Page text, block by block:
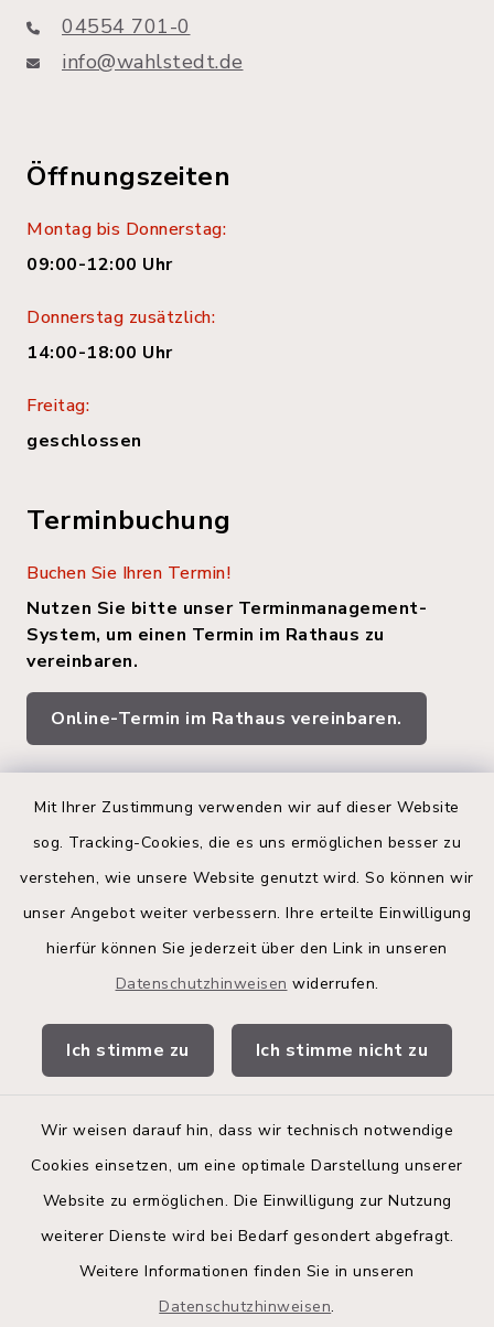
Mit Ihrer Zustimmung verwenden wir auf dieser Website
sog. Tracking-Cookies, die es uns ermöglichen besser zu
verstehen, wie unsere Website genutzt wird. So können wir
unser Angebot weiter verbessern. Ihre erteilte Einwilligung
hierfür können Sie jederzeit über den Link in unseren
Datenschutzhinweisen widerrufen.
Ich stimme zu Ich stimme nicht zu
Wir weisen darauf hin, dass wir technisch notwendige
Cookies einsetzen, um eine optimale Darstellung unserer
Website zu ermöglichen. Die Einwilligung zur Nutzung
weiterer Dienste wird bei Bedarf gesondert abgefragt.
Weitere Informationen finden Sie in unseren
Datenschutzhinweisen.
04554 701-0
info@wahlstedt.de
Öffnungszeiten
Montag bis Donnerstag:
09:00-12:00 Uhr
Donnerstag zusätzlich:
14:00-18:00 Uhr
Freitag:
geschlossen
Terminbuchung
Buchen Sie Ihren Termin!
Nutzen Sie bitte unser Terminmanagement-
System, um einen Termin im Rathaus zu
vereinbaren.
Online-Termin im Rathaus vereinbaren.
Quicklinks
Land Schleswig-Holstein
Kita-Portal
Bürgerinformationsbroschüre
Barrierefreiheit